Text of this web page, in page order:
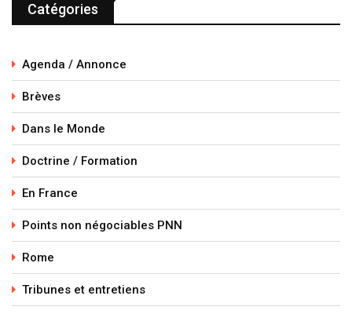
Catégories
Agenda / Annonce
Brèves
Dans le Monde
Doctrine / Formation
En France
Points non négociables PNN
Rome
Tribunes et entretiens